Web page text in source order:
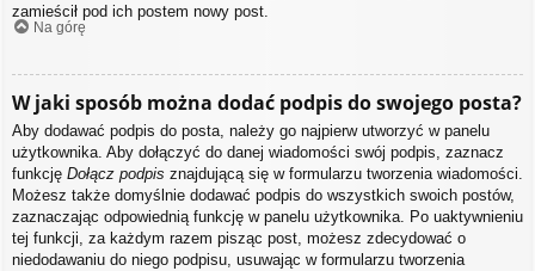
zamieścił pod ich postem nowy post.
Na górę
W jaki sposób można dodać podpis do swojego posta?
Aby dodawać podpis do posta, należy go najpierw utworzyć w panelu
użytkownika. Aby dołączyć do danej wiadomości swój podpis, zaznacz
funkcję Dołącz podpis znajdującą się w formularzu tworzenia wiadomości.
Możesz także domyślnie dodawać podpis do wszystkich swoich postów,
zaznaczając odpowiednią funkcję w panelu użytkownika. Po uaktywnieniu
tej funkcji, za każdym razem pisząc post, możesz zdecydować o
niedodawaniu do niego podpisu, usuwając w formularzu tworzenia